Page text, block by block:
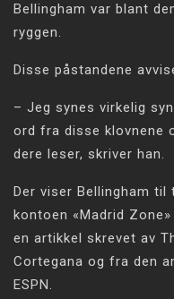
Bellingham var blant
ryggen.
Disse påstandene
– Jeg synes virkelig
ord fra disse klovnene
dere leser, skriver han.
Der viser Bellingham til
kontoen «Madrid
en artikkel skrevet av
Cortegana og fra den
ESPN.